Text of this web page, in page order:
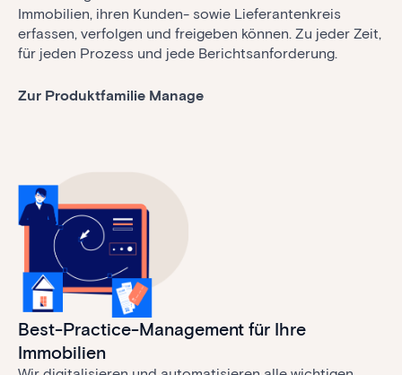
Immobilien, ihren Kunden- sowie Lieferantenkreis
erfassen, verfolgen und freigeben können. Zu jeder Zeit,
für jeden Prozess und jede Berichtsanforderung.
Zur Produktfamilie Manage
Best-Practice-Management für Ihre
Immobilien